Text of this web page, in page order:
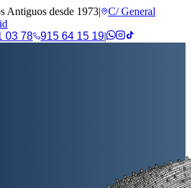
Antiguos desde 1973|
C/ General
03 78 915 64 15 19|